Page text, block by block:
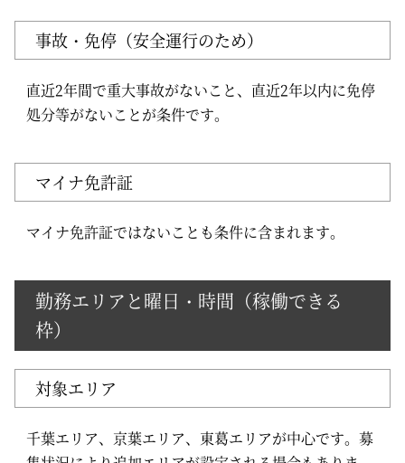
事故・免停（安全運行のため）
直近2年間で重大事故がないこと、直近2年以内に免停
処分等がないことが条件です。
マイナ免許証
マイナ免許証ではないことも条件に含まれます。
勤務エリアと曜日・時間（稼働できる
枠）
対象エリア
千葉エリア、京葉エリア、東葛エリアが中心です。募